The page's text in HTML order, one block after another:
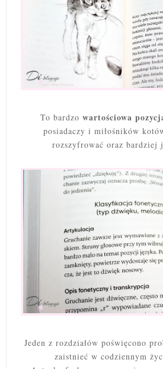
To bardzo wartościowa
posiadaczy i miłośników
rozszyfrować oraz bardziej
Jeden z rozdziałów poświęcono
zaistnieć w codziennym